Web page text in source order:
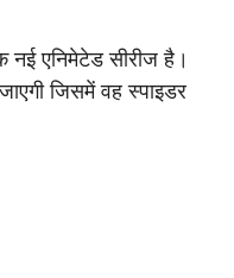
नई एनिमेटेड सीरीज है।
जिसमें वह स्पाइडर